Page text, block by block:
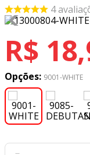
4
R$ 18,
Opções: 9001-WHITE
4º
tapetes
6º
tecido tricoline
7º
percal
8
tricoline digital
9º
tecido oxford